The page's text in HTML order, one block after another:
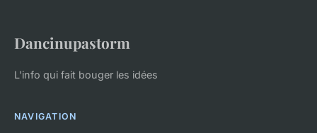
Dancinupastorm
L'info qui fait bouger les idées
NAVIGATION